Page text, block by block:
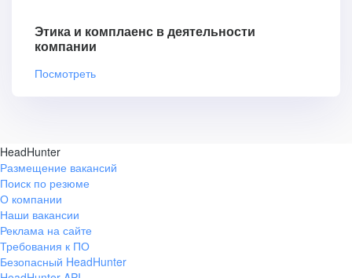
Этика и комплаенс в деятельности
компании
Посмотреть
HeadHunter
Размещение вакансий
Поиск по резюме
О компании
Наши вакансии
Реклама на сайте
Требования к ПО
Безопасный HeadHunter